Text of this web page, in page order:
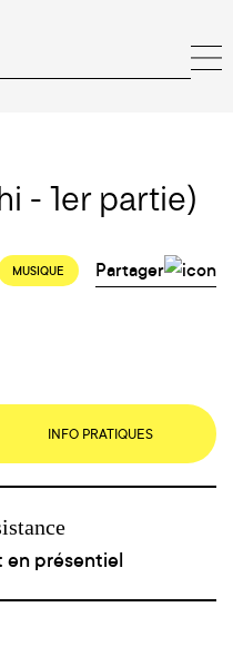
- 1er partie)
MUSIQUE Partager
INFO PRATIQUES
en présentiel